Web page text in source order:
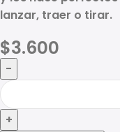
lanzar, traer o tirar.
$3.600